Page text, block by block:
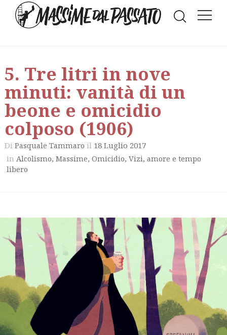
5. Tre litri in nove
minuti: vanità di un
beone e omicidio
colposo (1906)
Di Pasquale Tammaro il 18 Luglio 2017
in Alcolismo, Massime, Omicidio, Vizi, amore e tempo
libero